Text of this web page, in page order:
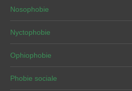
Nosophobie
Nyctophobie
Ophiophobie
Phobie sociale